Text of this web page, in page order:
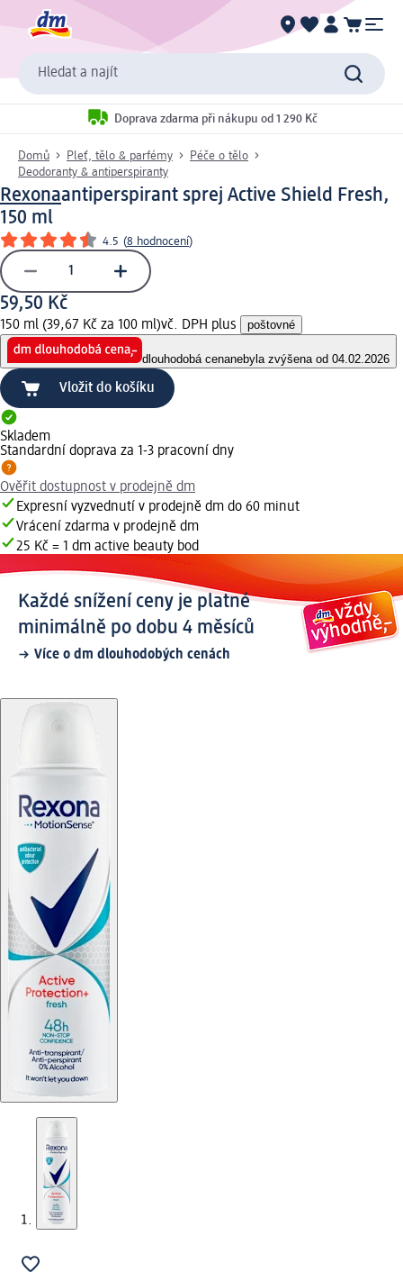
Hledat a najít
Doprava zdarma při nákupu od 1 290 Kč
Domů Pleť, tělo & parfémy
Péče o tělo
Deodoranty & antiperspiranty
Rexonaantiperspirant sprej Active Shield Fresh,
150 ml
4.5 (8 hodnocení)
59,50 Kč
150 ml (39,67 Kč za 100 ml)vč. DPH plus poštovné
dlouhodobá cenanebyla zvýšena od 04.02.2026
Vložit do košíku
Skladem
Standardní doprava za 1-3 pracovní dny
Ověřit dostupnost v prodejně dm
Expresní vyzvednutí v prodejně dm do 60 minut
Vrácení zdarma v prodejně dm
25 Kč = 1 dm active beauty bod
Každé snížení ceny je platné
minimálně po dobu 4 měsíců
Více o dm dlouhodobých cenách